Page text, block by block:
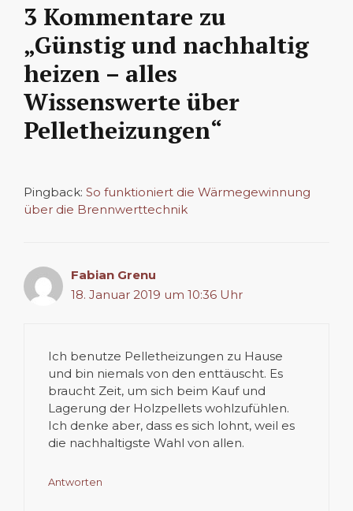
3 Kommentare zu
„Günstig und nachhaltig
heizen – alles
Wissenswerte über
Pelletheizungen“
Pingback: So funktioniert die Wärmegewinnung
über die Brennwerttechnik
Fabian Grenu
18. Januar 2019 um 10:36 Uhr
Ich benutze Pelletheizungen zu Hause
und bin niemals von den enttäuscht. Es
braucht Zeit, um sich beim Kauf und
Lagerung der Holzpellets wohlzufühlen.
Ich denke aber, dass es sich lohnt, weil es
die nachhaltigste Wahl von allen.
Antworten